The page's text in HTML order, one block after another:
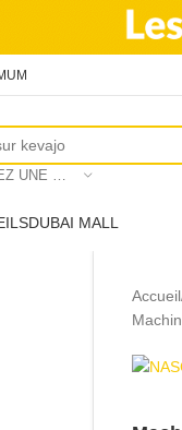
SÉLECTIONNEZ UNE CATÉGORIE
DUBAI MALL
Accueil